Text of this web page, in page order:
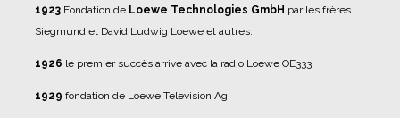
1923 Fondation de Loewe Technologies GmbH par les frères
Siegmund et David Ludwig Loewe et autres.
1926 le premier succès arrive avec la radio Loewe OE333
1929 fondation de Loewe Television Ag